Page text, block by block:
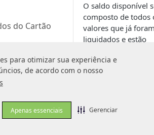
para otimizar sua experiência e
de acordo com o nosso
Apenas essenciais Gerenciar
para otimizar sua experiência e
de acordo com o nosso
Apenas essenciais Gerenciar
do Cartão
O saldo disponível
composto de todos
valores que já
liquidados e estão
Pagar.me. Por fim o
saldo transferido irá
transferido para